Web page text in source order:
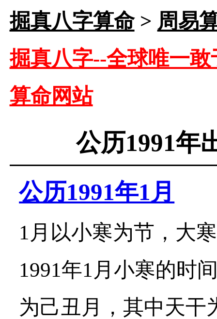
掘真八字算命> 周易
掘真八字--全球唯一
算命网站
公历1991年
公历1991年1月
1月以小寒为节，大
1991年1月小寒的时
为己丑月，其中天干